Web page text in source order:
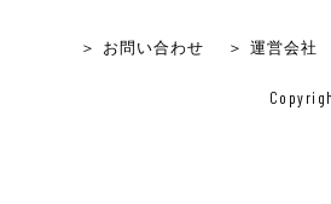
＞ お問い合わせ ＞ 運営会社